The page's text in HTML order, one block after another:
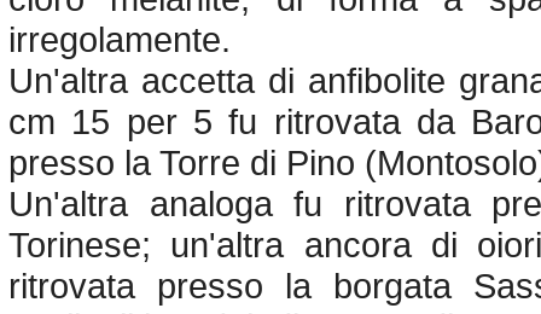
irregolamente.
Un'altra accetta di anfibolite
cm 15 per 5 fu ritrovata da
presso la Torre di Pino
Un'altra analoga fu ritrovata
Torinese; un'altra ancora di
ritrovata presso la borgata